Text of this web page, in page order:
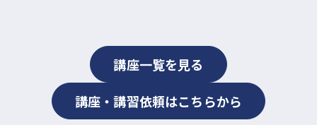
講座一覧を見る
講座・講習依頼はこちらから